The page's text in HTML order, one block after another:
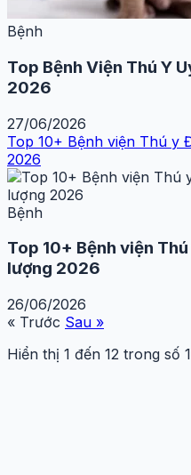
Bệnh
Top Bệnh Viện Thú Y
2026
27/06/2026
Top 10+ Bệnh viện Thú y
2026
Bệnh
Top 10+ Bệnh viện
lượng 2026
26/06/2026
« Trước Sau »
Hiển thị 1 đến 12 trong số